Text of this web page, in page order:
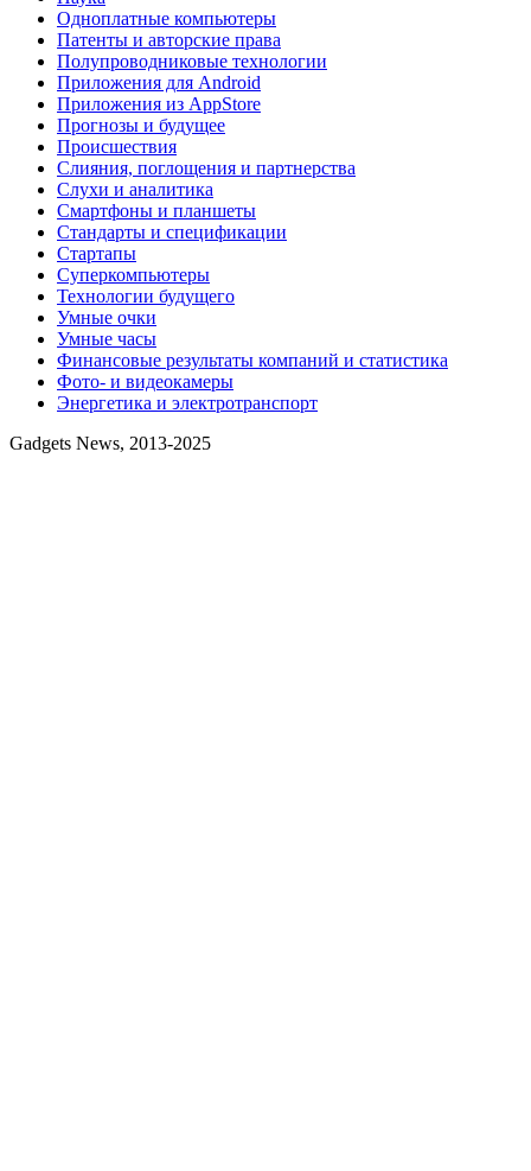
Одноплатные компьютеры
Патенты и авторские права
Полупроводниковые технологии
Приложения для Android
Приложения из AppStore
Прогнозы и будущее
Происшествия
Слияния, поглощения и партнерства
Слухи и аналитика
Смартфоны и планшеты
Стандарты и спецификации
Стартапы
Суперкомпьютеры
Технологии будущего
Умные очки
Умные часы
Финансовые результаты компаний и статистика
Фото- и видеокамеры
Энергетика и электротранспорт
Gadgets News, 2013-2025